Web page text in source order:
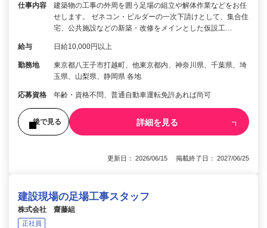
仕事内容
建築物の工事の外周を囲う足場の組立や解体作業などをお任
せします。 ゼネコン・ビルダーの一次下請けとして、集合住
宅、公共施設などの新築・改修をメインとした仮設工…
給与 日給10,000円以上
勤務地
東京都八王子市打越町、他東京都内、神奈川県、千葉県、埼
玉県、山梨県、静岡県 各地
応募資格 年齢・資格不問、普通自動車運転免許あれば尚可
後で見る 詳細を見る
更新日： 2026/06/15 掲載終了日： 2027/06/25
建設現場の足場工事スタッフ
株式会社 齋藤組
正社員